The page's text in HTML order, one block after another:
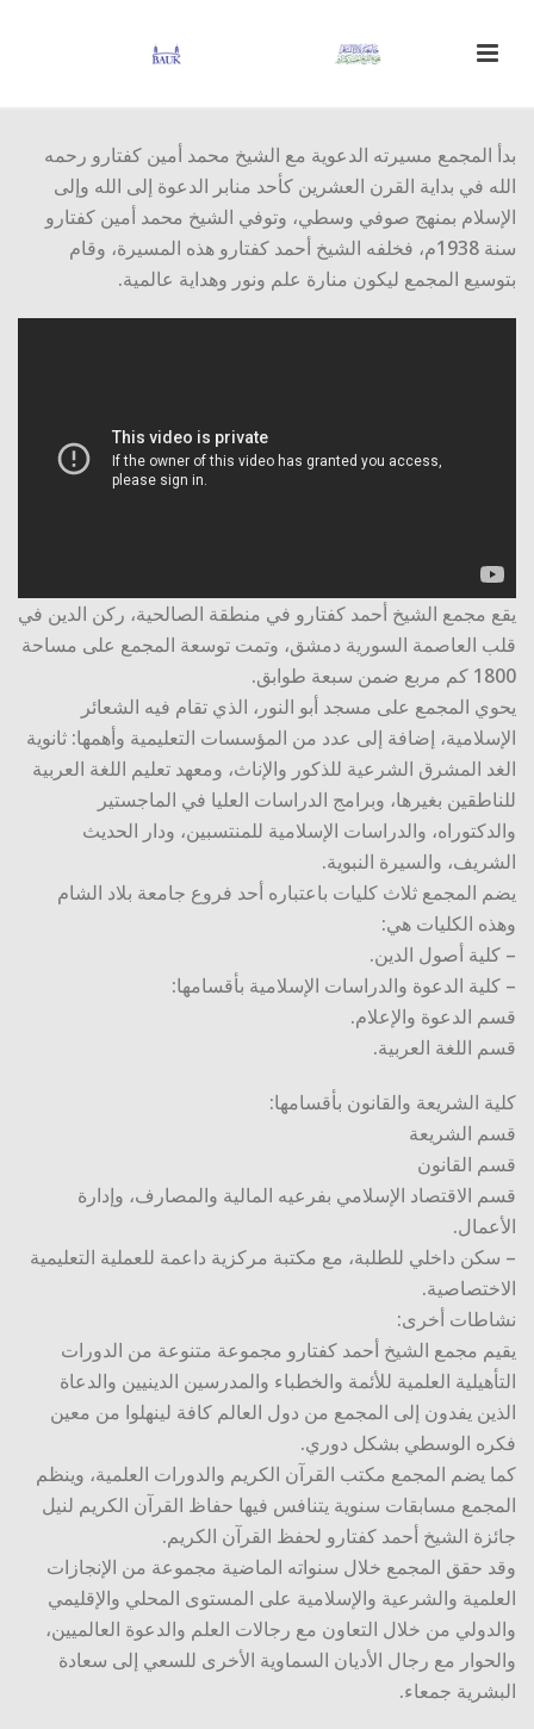
بدأ المجمع مسيرته الدعوية مع الشيخ محمد أمين كفتارو رحمه
الله في بداية القرن العشرين كأحد منابر الدعوة إلى الله وإلى
الإسلام بمنهج صوفي وسطي، وتوفي الشيخ محمد أمين كفتارو
سنة 1938م، فخلفه الشيخ أحمد كفتارو هذه المسيرة، وقام
بتوسيع المجمع ليكون منارة علم ونور وهداية عالمية.
يقع مجمع الشيخ أحمد كفتارو في منطقة الصالحية، ركن الدين في
قلب العاصمة السورية دمشق، وتمت توسعة المجمع على مساحة
1800 كم مربع ضمن سبعة طوابق.
يحوي المجمع على مسجد أبو النور، الذي تقام فيه الشعائر
الإسلامية، إضافة إلى عدد من المؤسسات التعليمية وأهمها: ثانوية
الغد المشرق الشرعية للذكور والإناث، ومعهد تعليم اللغة العربية
للناطقين بغيرها، وبرامج الدراسات العليا في الماجستير
والدكتوراه، والدراسات الإسلامية للمنتسبين، ودار الحديث
الشريف، والسيرة النبوية.
يضم المجمع ثلاث كليات باعتباره أحد فروع جامعة بلاد الشام
وهذه الكليات هي:
– كلية أصول الدين.
– كلية الدعوة والدراسات الإسلامية بأقسامها:
قسم الدعوة والإعلام.
قسم اللغة العربية.
كلية الشريعة والقانون بأقسامها:
قسم الشريعة
قسم القانون
قسم الاقتصاد الإسلامي بفرعيه المالية والمصارف، وإدارة
الأعمال.
– سكن داخلي للطلبة، مع مكتبة مركزية داعمة للعملية التعليمية
الاختصاصية.
نشاطات أخرى:
يقيم مجمع الشيخ أحمد كفتارو مجموعة متنوعة من الدورات
التأهيلية العلمية للأئمة والخطباء والمدرسين الدينيين والدعاة
الذين يفدون إلى المجمع من دول العالم كافة لينهلوا من معين
فكره الوسطي بشكل دوري.
كما يضم المجمع مكتب القرآن الكريم والدورات العلمية، وينظم
المجمع مسابقات سنوية يتنافس فيها حفاظ القرآن الكريم لنيل
جائزة الشيخ أحمد كفتارو لحفظ القرآن الكريم.
وقد حقق المجمع خلال سنواته الماضية مجموعة من الإنجازات
العلمية والشرعية والإسلامية على المستوى المحلي والإقليمي
والدولي من خلال التعاون مع رجالات العلم والدعوة العالميين،
والحوار مع رجال الأديان السماوية الأخرى للسعي إلى سعادة
البشرية جمعاء.